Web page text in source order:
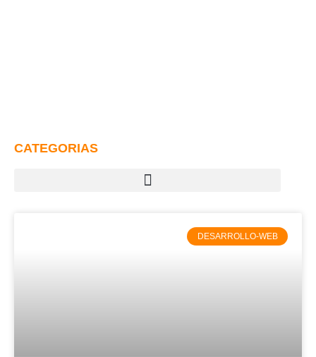
CATEGORIAS
DESARROLLO-WEB